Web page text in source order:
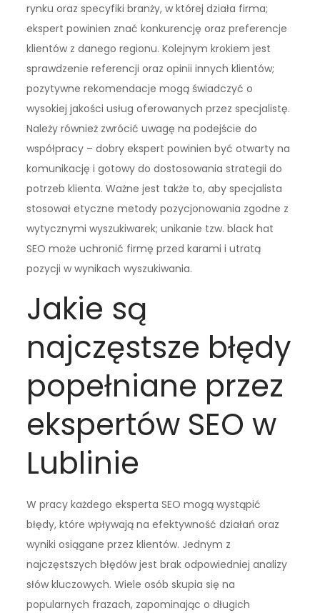
rynku oraz specyfiki branży, w której działa firma;
ekspert powinien znać konkurencję oraz preferencje
klientów z danego regionu. Kolejnym krokiem jest
sprawdzenie referencji oraz opinii innych klientów;
pozytywne rekomendacje mogą świadczyć o
wysokiej jakości usług oferowanych przez specjalistę.
Należy również zwrócić uwagę na podejście do
współpracy – dobry ekspert powinien być otwarty na
komunikację i gotowy do dostosowania strategii do
potrzeb klienta. Ważne jest także to, aby specjalista
stosował etyczne metody pozycjonowania zgodne z
wytycznymi wyszukiwarek; unikanie tzw. black hat
SEO może uchronić firmę przed karami i utratą
pozycji w wynikach wyszukiwania.
Jakie są
najczęstsze błędy
popełniane przez
ekspertów SEO w
Lublinie
W pracy każdego eksperta SEO mogą wystąpić
błędy, które wpływają na efektywność działań oraz
wyniki osiągane przez klientów. Jednym z
najczęstszych błędów jest brak odpowiedniej analizy
słów kluczowych. Wiele osób skupia się na
popularnych frazach, zapominając o długich